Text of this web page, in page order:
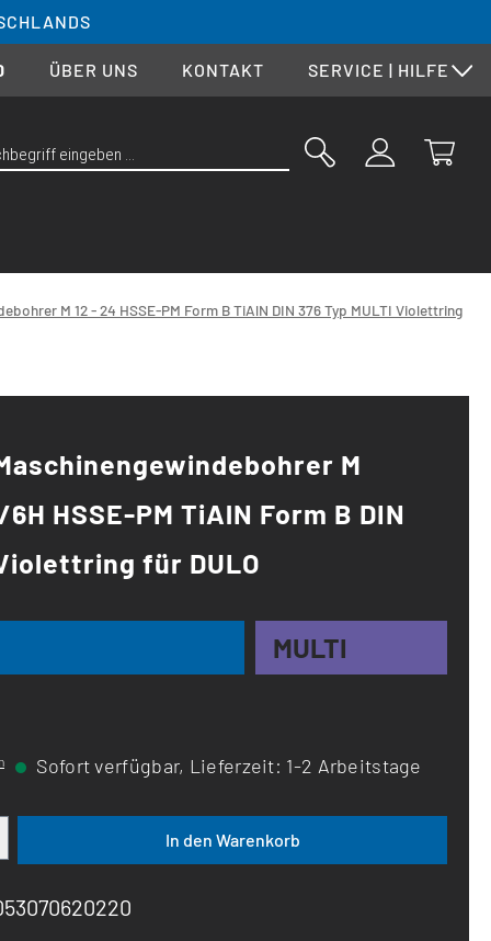
ÜBER UNS KONTAKT SERVICE | HILFE
M 12 - 24 HSSE-PM Form B TiAlN DIN 376 Typ MULTI Violettring
M
HSSE-PM TiAlN Form B DIN
für DULO
MULTI
Sofort verfügbar, Lieferzeit: 1-2 Arbeitstage
den gewünschten Wert ein oder
In den Warenkorb